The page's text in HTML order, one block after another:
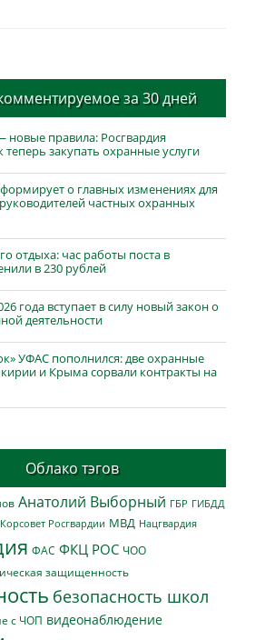
за 30 дней
правила: Росгвардия
теперь закупать охранные услуги
о главных изменениях для
частных охранных
отдыха: час работы поста в
в 230 рублей
года вступает в силу новый закон о
деятельности
УФАС пополнился: две охранные
и Крыма сорвали контракты на
Облако тэгов
Анатолий Выборный ГБР ГИБДД
Корсовет Росгвардии МВД Нацгвардия
ФАС ФКЦ РОС ЧОО
защищенность
безопасность школ
с ЧОП видеонаблюдение